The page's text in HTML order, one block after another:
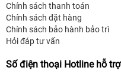
Chính sách thanh toán
Chính sách đặt hàng
Chính sách bảo hành bảo trì
Hỏi đáp tư vấn
Số điện thoại Hotline hỗ trợ